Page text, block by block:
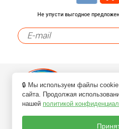
Не упусти выгодное
🔒 Мы используем файлы
сайта. Продолжая
нашей политикой